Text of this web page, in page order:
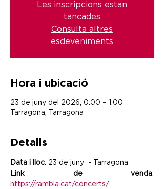
Les inscripcions estan
tancades
Consulta altres
esdeveniments
Hora i ubicació
23 de juny del 2026, 0:00 – 1:00
Tarragona, Tarragona
Detalls
Data i lloc: 23 de juny  - Tarragona
Link de venda
https://rambla.cat/concerts/